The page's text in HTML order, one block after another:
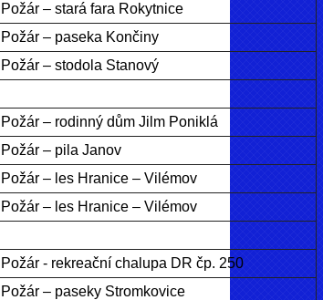
Požár – stará fara Rokytnice
Požár – paseka Končiny
Požár – stodola Stanový
Požár – rodinný dům Jilm Poniklá
Požár – pila Janov
Požár – les Hranice – Vilémov
Požár – les Hranice – Vilémov
Požár - rekreační chalupa DR čp. 250
Požár – paseky Stromkovice